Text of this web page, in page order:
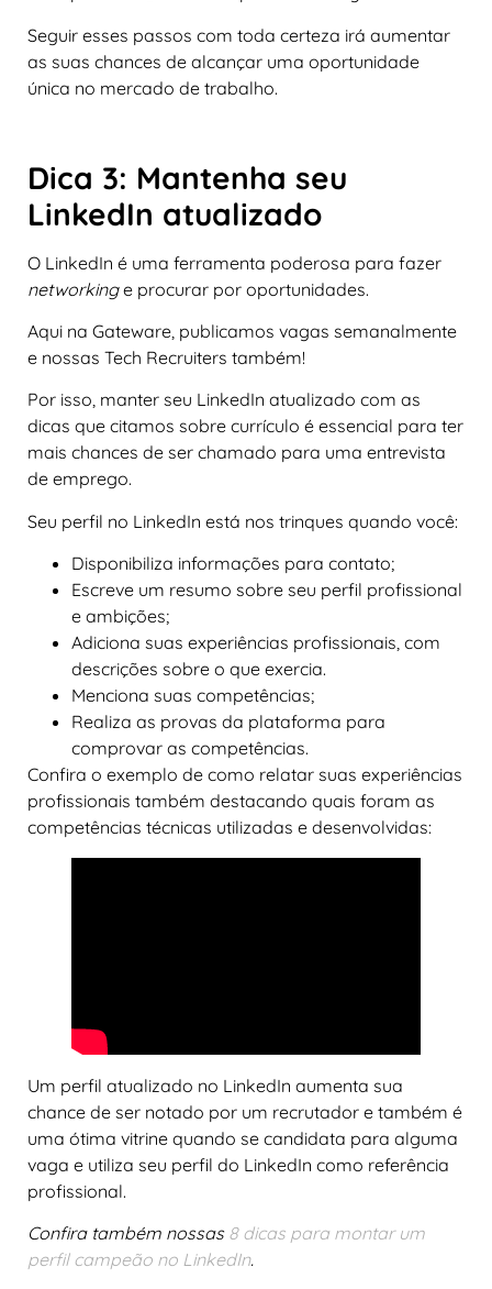
Seguir esses passos com toda certeza irá aumentar
as suas chances de alcançar uma oportunidade
única no mercado de trabalho.
Dica 3: Mantenha seu
LinkedIn atualizado
O LinkedIn é uma ferramenta poderosa para fazer
networkinge procurar por oportunidades.
Aqui na Gateware, publicamos vagas semanalmente
e nossas Tech Recruiters também!
Por isso, manter seu LinkedIn atualizado com as
dicas que citamos sobre currículo é essencial para ter
mais chances de ser chamado para uma entrevista
de emprego.
Seu perfil no LinkedIn está nos trinques quando você:
Disponibiliza informações para contato;
Escreve um resumo sobre seu perfil profissional
e ambições;
Adiciona suas experiências profissionais, com
descrições sobre o que exercia.
Menciona suas competências;
Realiza as provas da plataforma para
comprovar as competências.
Confira o exemplo de como relatar suas experiências
profissionais também destacando quais foram as
competências técnicas utilizadas e desenvolvidas:
Um perfil atualizado no LinkedIn aumenta sua
chance de ser notado por um recrutador e também é
uma ótima vitrine quando se candidata para alguma
vaga e utiliza seu perfil do LinkedIn como referência
profissional.
Confira também nossas 8 dicas para montar um
perfil campeão no LinkedIn.